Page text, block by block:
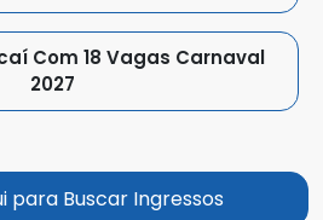
Com 18 Vagas Carnaval
2027
para Buscar Ingressos